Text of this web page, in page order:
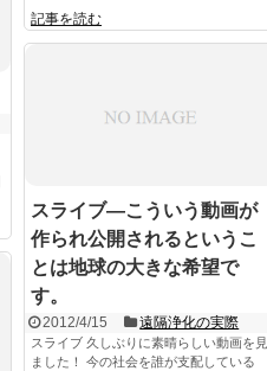
記事を読む
スライブ—こういう動画が
作られ公開されるというこ
とは地球の大きな希望で
す。
2012/4/15 遠隔浄化の実際
スライブ 久しぶりに素晴らしい動画を見
ました！ 今の社会を誰が支配している